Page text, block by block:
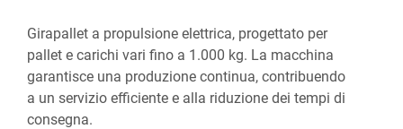
Girapallet a propulsione elettrica, progettato per
pallet e carichi vari fino a 1.000 kg. La macchina
garantisce una produzione continua, contribuendo
a un servizio efficiente e alla riduzione dei tempi di
consegna.